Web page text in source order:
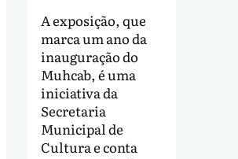
A exposição, que
marca um ano da
inauguração do
Muhcab, é uma
iniciativa da
Secretaria
Municipal de
Cultura e conta